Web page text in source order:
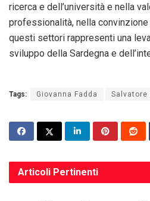
ricerca e dell’università e nella
professionalità, nella
questi settori rappresenti una
sviluppo della Sardegna e
Tags: Giovanna Fadda Salvatore
Articoli Pertinenti
SINDACATO